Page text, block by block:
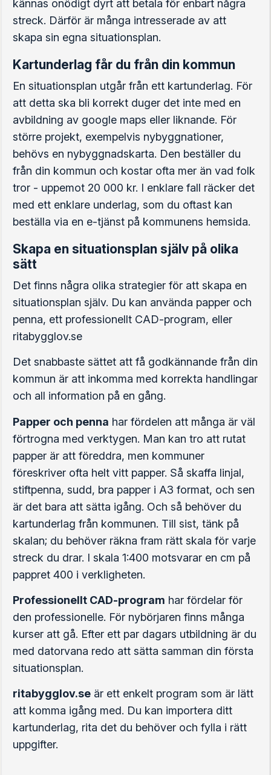
kännas onödigt dyrt att betala för enbart några
streck. Därför är många intresserade av att
skapa sin egna situationsplan.
Kartunderlag får du från din kommun
En situationsplan utgår från ett kartunderlag. För
att detta ska bli korrekt duger det inte med en
avbildning av google maps eller liknande. För
större projekt, exempelvis nybyggnationer,
behövs en nybyggnadskarta. Den beställer du
från din kommun och kostar ofta mer än vad folk
tror - uppemot 20 000 kr. I enklare fall räcker det
med ett enklare underlag, som du oftast kan
beställa via en e-tjänst på kommunens hemsida.
Skapa en situationsplan själv på olika
sätt
Det finns några olika strategier för att skapa en
situationsplan själv. Du kan använda papper och
penna, ett professionellt CAD-program, eller
ritabygglov.se
Det snabbaste sättet att få godkännande från din
kommun är att inkomma med korrekta handlingar
och all information på en gång.
Papper och penna har fördelen att många är väl
förtrogna med verktygen. Man kan tro att rutat
papper är att föreddra, men kommuner
föreskriver ofta helt vitt papper. Så skaffa linjal,
stiftpenna, sudd, bra papper i A3 format, och sen
är det bara att sätta igång. Och så behöver du
kartunderlag från kommunen. Till sist, tänk på
skalan; du behöver räkna fram rätt skala för varje
streck du drar. I skala 1:400 motsvarar en cm på
pappret 400 i verkligheten.
Professionellt CAD-program har fördelar för
den professionelle. För nybörjaren finns många
kurser att gå. Efter ett par dagars utbildning är du
med datorvana redo att sätta samman din första
situationsplan.
ritabygglov.se är ett enkelt program som är lätt
att komma igång med. Du kan importera ditt
kartunderlag, rita det du behöver och fylla i rätt
uppgifter.